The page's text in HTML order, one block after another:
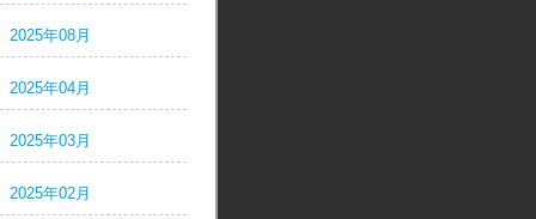
2025年08月
2025年04月
2025年03月
2025年02月